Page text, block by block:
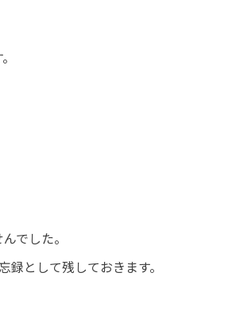
でした。
として残しておきます。